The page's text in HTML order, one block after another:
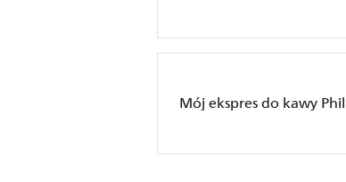
Mój ekspres do kawy